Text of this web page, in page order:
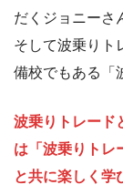
だくジョニーさ
そして波乗りト
備校でもある「
波乗りトレード
は「波乗りトレ
と共に楽しく学